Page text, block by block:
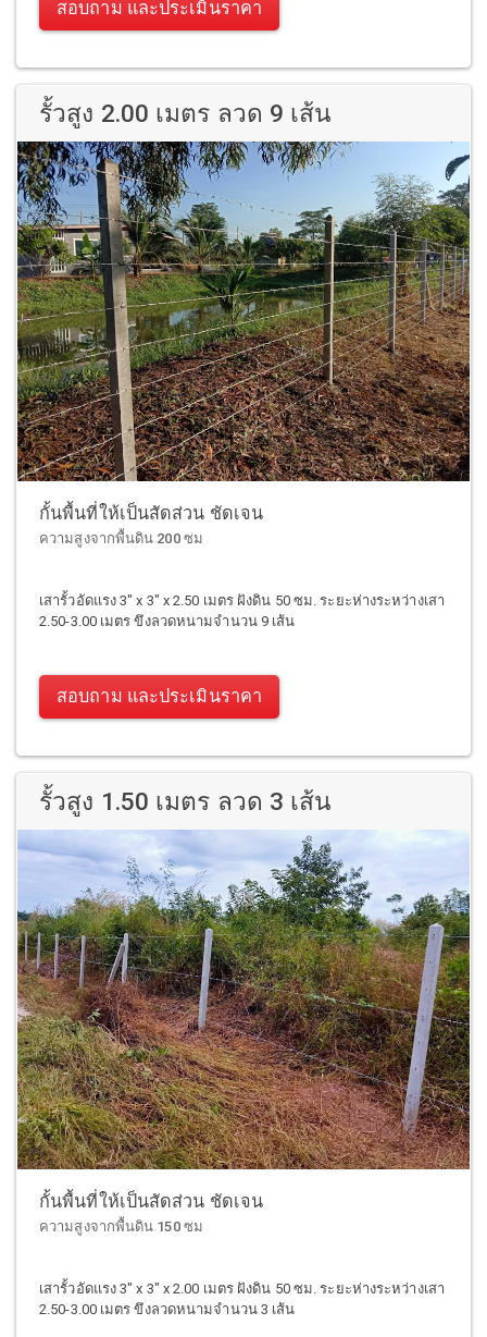
สอบถาม และประเมินราคา
รั้วสูง 2.00 เมตร ลวด 9 เส้น
กั้นพื้นที่ให้เป็นสัดส่วน ชัดเจน
ความสูงจากพื้นดิน 200 ซม
เสารั้วอัดแรง 3" x 3" x 2.50 เมตร ฝังดิน 50 ซม. ระยะห่างระหว่างเสา
2.50-3.00 เมตร ขึงลวดหนามจำนวน 9 เส้น
สอบถาม และประเมินราคา
รั้วสูง 1.50 เมตร ลวด 3 เส้น
กั้นพื้นที่ให้เป็นสัดส่วน ชัดเจน
ความสูงจากพื้นดิน 150 ซม
เสารั้วอัดแรง 3" x 3" x 2.00 เมตร ฝังดิน 50 ซม. ระยะห่างระหว่างเสา
2.50-3.00 เมตร ขึงลวดหนามจำนวน 3 เส้น